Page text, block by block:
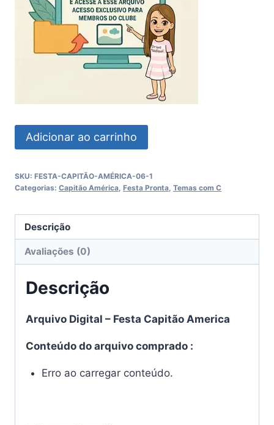
Festa
Capitão
quantidade
Adicionar ao carrinho
SKU: FESTA-CAPITÃO-AMÉRICA-06-1
Categorias: Capitão América, Festa Pronta, Temas com C
Descrição
Avaliações (0)
Descrição
Arquivo Digital – Festa Capitão America
Conteúdo do arquivo comprado :
Erro ao carregar conteúdo.